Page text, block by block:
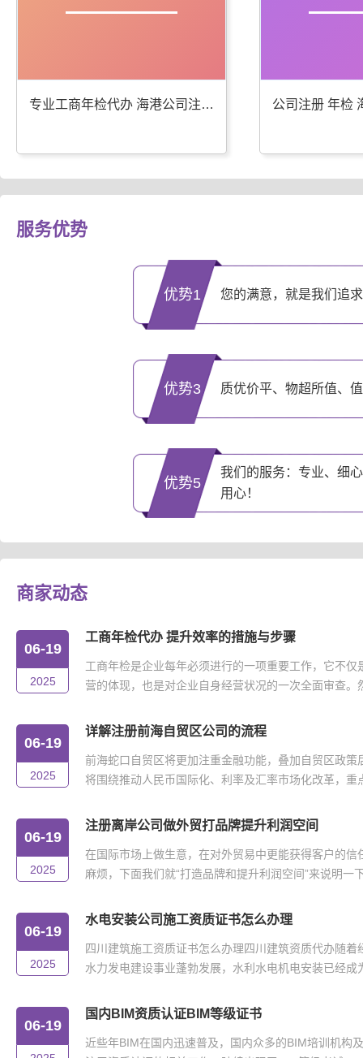
专业工商年检代办 海港公司注册服务优
服务优势
优势1 您的满意，就是我们追
优势3 质优价平、物超所值、
优势5
我们的服务：专业、细
用心！
商家动态
06-19
2025
工商年检代办 提升效率的措施与步骤
工商年检是企业每年必须进行的一项重要工作，它不仅
营的体现，也是对企业自身经营状况的一次全面审查。
06-19
2025
详解注册前海自贸区公司的流程
前海蛇口自贸区将更加注重金融功能，叠加自贸区政策
将围绕推动人民币国际化、利率及汇率市场化改革，重
06-19
2025
注册离岸公司做外贸打品牌提升利润空间
在国际市场上做生意，在对外贸易中更能获得客户的信
麻烦，下面我们就“打造品牌和提升利润空间”来说明一
06-19
2025
水电安装公司施工资质证书怎么办理
四川建筑施工资质证书怎么办理四川建筑资质代办随着
水力发电建设事业蓬勃发展，水利水电机电安装已经成
06-19
国内BIM资质认证BIM等级证书
近些年BIM在国内迅速普及，国内众多的BIM培训机构